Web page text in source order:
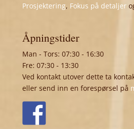
Prosjektering, Fokus på detaljer
Åpningstider
Man - Tors: 07:30 - 16:30
Fre: 07:30 - 13:30
Ved kontakt utover dette ta
eller send inn en forespørsel på